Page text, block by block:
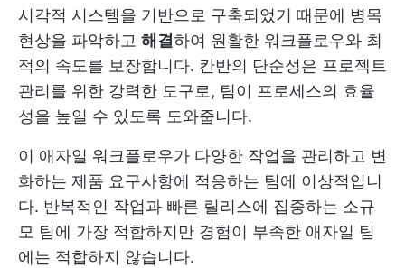
시각적 시스템을 기반으로 구축되었기 때문에 병목
현상을 파악하고 해결하여 원활한 워크플로우와 최
적의 속도를 보장합니다. 칸반의 단순성은 프로젝트
관리를 위한 강력한 도구로, 팀이 프로세스의 효율
성을 높일 수 있도록 도와줍니다.
이 애자일 워크플로우가 다양한 작업을 관리하고 변
화하는 제품 요구사항에 적응하는 팀에 이상적입니
다. 반복적인 작업과 빠른 릴리스에 집중하는 소규
모 팀에 가장 적합하지만 경험이 부족한 애자일 팀
에는 적합하지 않습니다.